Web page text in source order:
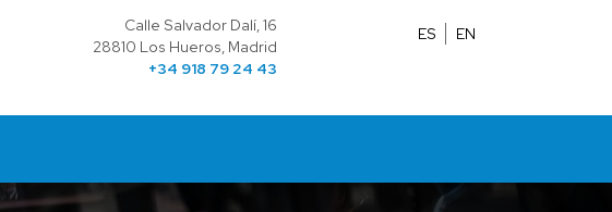
Calle Salvador Dalí, 16
28810 Los Hueros, Madrid
+34 918 79 24 43
ES EN